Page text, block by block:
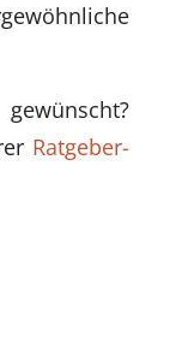
Ratgeber-